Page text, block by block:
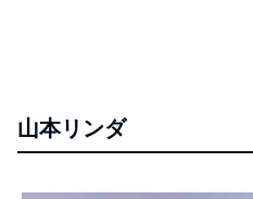
山本リンダ